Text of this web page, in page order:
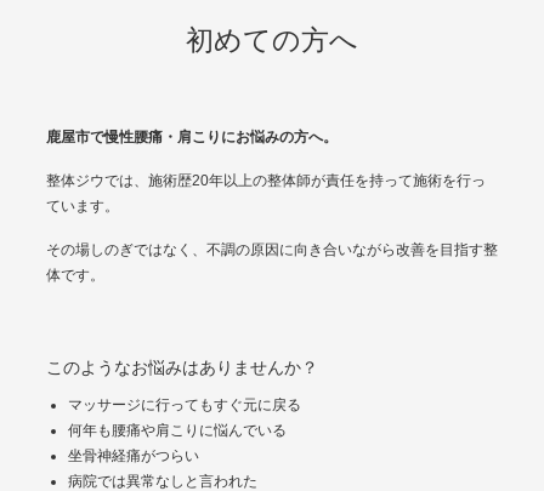
初めての方へ
鹿屋市で慢性腰痛・肩こりにお悩みの方へ。
整体ジウでは、施術歴20年以上の整体師が責任を持って施術を行っ
ています。
その場しのぎではなく、不調の原因に向き合いながら改善を目指す整
体です。
このようなお悩みはありませんか？
マッサージに行ってもすぐ元に戻る
何年も腰痛や肩こりに悩んでいる
坐骨神経痛がつらい
病院では異常なしと言われた